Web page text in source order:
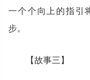
一个个向上的指引
步。
【故事三】